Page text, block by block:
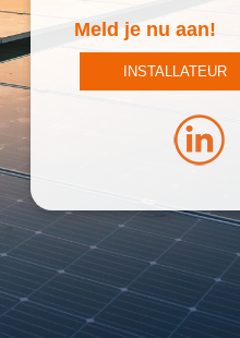
Meld je nu aan!
INSTALLATEUR